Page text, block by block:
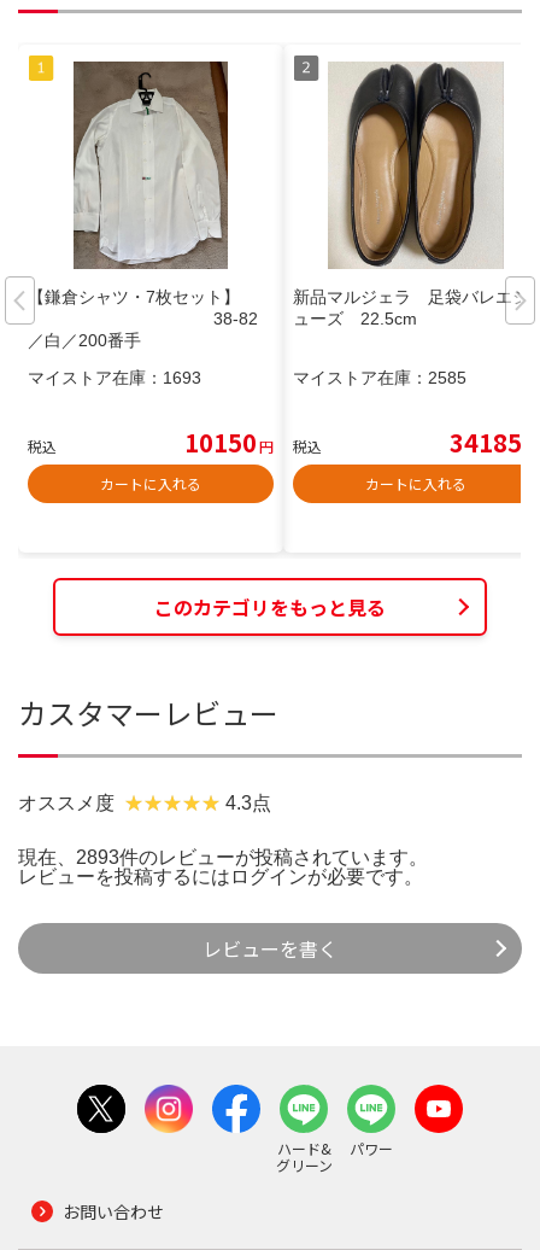
【鎌倉シャツ・7枚セット】
38-82
／白／200番手
マイストア在庫： 1693
税込 10150円
カートに入れる
新品マルジェラ 足袋バレエシ
ューズ 22.5cm
マイストア在庫： 2585
税込 34185
カートに入れる
このカテゴリをもっと見る
カスタマーレビュー
オススメ度 4.3点
現在、2893件のレビューが投稿されています。
レビューを投稿するには ログインが必要です。
レビューを書く
ハード&
グリーン
パワー
お問い合わせ